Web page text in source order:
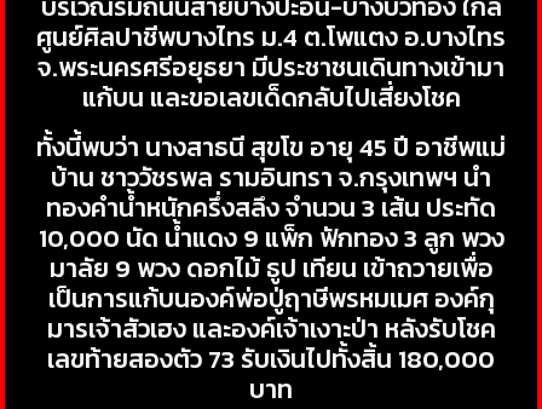
ศูนย์ศิลปาชีพบางไทร ม.4 ต.โพแตง อ.บางไทร
จ.พระนครศรีอยุธยา มีประชาชนเดินทางเข้ามา
แก้บน และขอเลขเด็ดกลับไปเสี่ยงโชค
ทั้งนี้พบว่า นางสาธนี สุขโข อายุ 45 ปี อาชีพแม่
บ้าน ชาววัชรพล รามอินทรา จ.กรุงเทพฯ นำ
ทองคำน้ำหนักครึ่งสลึง จำนวน 3 เส้น ประทัด
10,000 นัด น้ำแดง 9 แพ็ก ฟักทอง 3 ลูก พวง
มาลัย 9 พวง ดอกไม้ ธูป เทียน เข้าถวายเพื่อ
เป็นการแก้บนองค์พ่อปู่ฤาษีพรหมเมศ องค์กุ
มารเจ้าสัวเฮง และองค์เจ้าเงาะป่า หลังรับโชค
เลขท้ายสองตัว 73 รับเงินไปทั้งสิ้น 180,000
บาท